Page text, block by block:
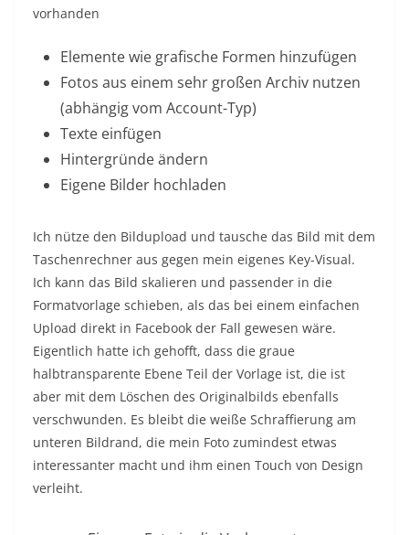
vorhanden
Elemente wie grafische Formen hinzufügen
Fotos aus einem sehr großen Archiv nutzen
(abhängig vom Account-Typ)
Texte einfügen
Hintergründe ändern
Eigene Bilder hochladen
Ich nütze den Bildupload und tausche das Bild mit dem
Taschenrechner aus gegen mein eigenes Key-Visual.
Ich kann das Bild skalieren und passender in die
Formatvorlage schieben, als das bei einem einfachen
Upload direkt in Facebook der Fall gewesen wäre.
Eigentlich hatte ich gehofft, dass die graue
halbtransparente Ebene Teil der Vorlage ist, die ist
aber mit dem Löschen des Originalbilds ebenfalls
verschwunden. Es bleibt die weiße Schraffierung am
unteren Bildrand, die mein Foto zumindest etwas
interessanter macht und ihm einen Touch von Design
verleiht.